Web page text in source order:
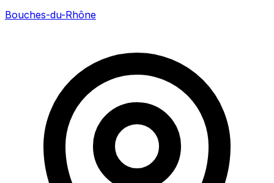
Bouches-du-Rhône